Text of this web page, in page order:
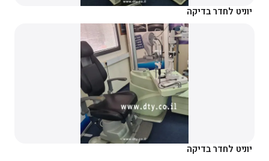
יוניט לחדר בדיקה
יוניט לחדר בדיקה